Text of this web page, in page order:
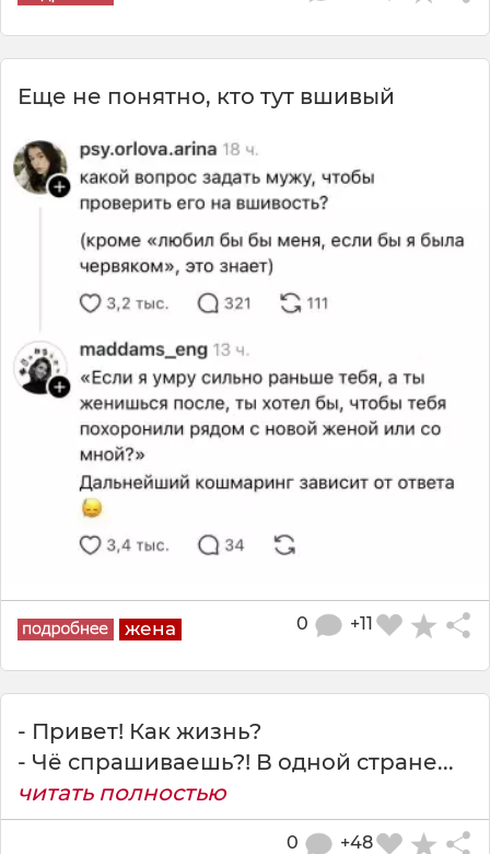
Еще не понятно, кто тут вшивый
жена +11
0
- Привет! Как жизнь?
- Чё спрашиваешь?! В одной стране...
читать полностью
+48
0